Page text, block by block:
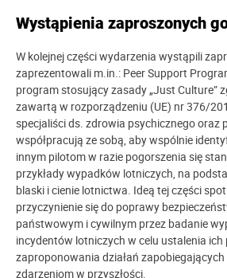
Wystąpienia zaproszonych
W kolejnej części wydarzenia wystąpili
zaprezentowali m.in.: Peer Support
program stosujący zasady „Just Culture”
zawartą w rozporządzeniu (UE) nr 376/
specjaliści ds. zdrowia psychicznego oraz
współpracują ze sobą, aby wspólnie
innym pilotom w razie pogorszenia się
przykłady wypadków lotniczych, na
blaski i cienie lotnictwa. Ideą tej części
przyczynienie się do poprawy
państwowym i cywilnym przez badanie
incydentów lotniczych w celu ustalenia ich
zaproponowania działań
zdarzeniom w przyszłości.